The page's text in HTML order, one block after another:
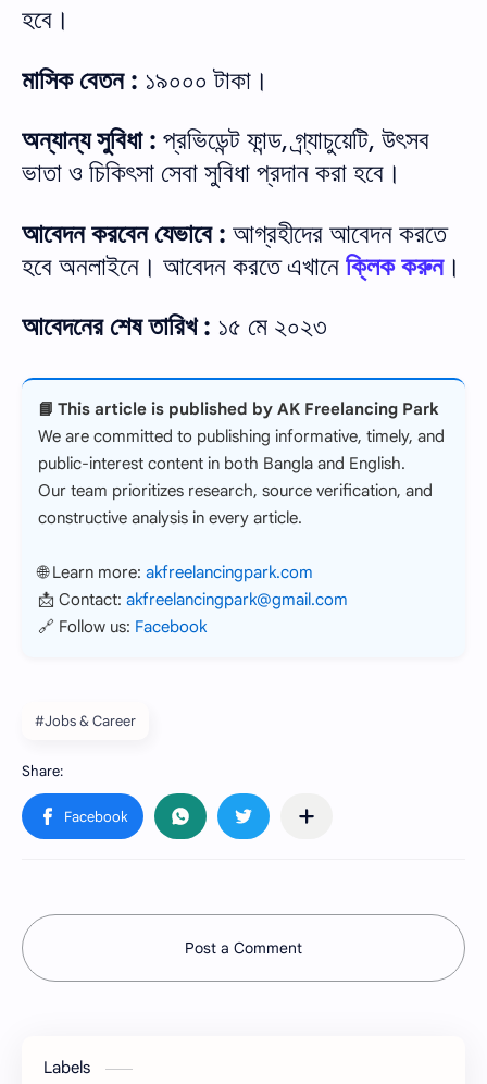
হবে।
মাসিক বেতন : ১৯০০০ টাকা।
অন্যান্য সুবিধা : প্রভিডেন্ট ফান্ড, গ্র্যাচুয়েটি, উৎসব
ভাতা ও চিকিৎসা সেবা সুবিধা প্রদান করা হবে।
আবেদন করবেন যেভাবে : আগ্রহীদের আবেদন করতে
হবে অনলাইনে। আবেদন করতে এখানে ক্লিক করুন।
আবেদনের শেষ তারিখ : ১৫ মে ২০২৩
📘 This article is published by AK Freelancing Park
We are committed to publishing informative, timely, and
public-interest content in both Bangla and English.
Our team prioritizes research, source verification, and
constructive analysis in every article.
🌐 Learn more: akfreelancingpark.com
📩 Contact: akfreelancingpark@gmail.com
🔗 Follow us: Facebook
#Jobs & Career
Post a Comment
Labels